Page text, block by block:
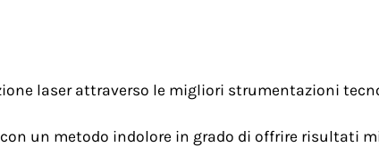
laser attraverso le migliori strumentazioni
un metodo indolore in grado di offrire risultati